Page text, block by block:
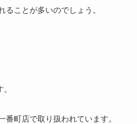
ことが多いのでしょう。
一番町店で取り扱われています。